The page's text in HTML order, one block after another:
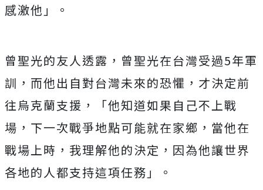
感激他」。
曾聖光的友人透露，曾聖光在台灣受過5年軍
訓，而他出自對台灣未來的恐懼，才決定前
往烏克蘭支援，「他知道如果自己不上戰
場，下一次戰爭地點可能就在家鄉，當他在
戰場上時，我理解他的決定，因為他讓世界
各地的人都支持這項任務」。